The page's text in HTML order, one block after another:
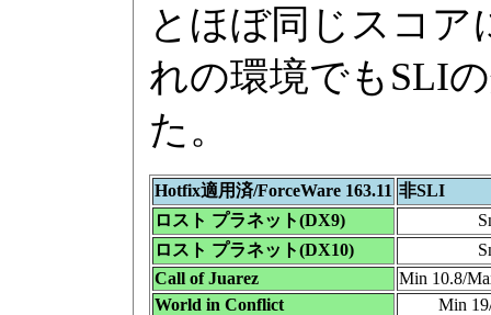
とほぼ同じスコア
れの環境でもSLI
た。
Hotfix適用済/ForceWare 163.11 非SLI
ロスト プラネット(DX9)
ロスト プラネット(DX10)
Call of Juarez
Min 10.8/
World in Conflict
Min